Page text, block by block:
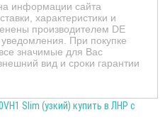
информации сайта
характеристики и
производителем DE
При покупке
значимые для Вас
вид и сроки гарантии
Slim (узкий) купить в ЛНР с